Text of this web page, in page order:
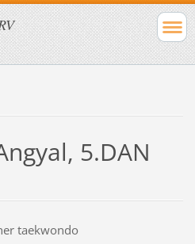
5.DAN
taekwondo